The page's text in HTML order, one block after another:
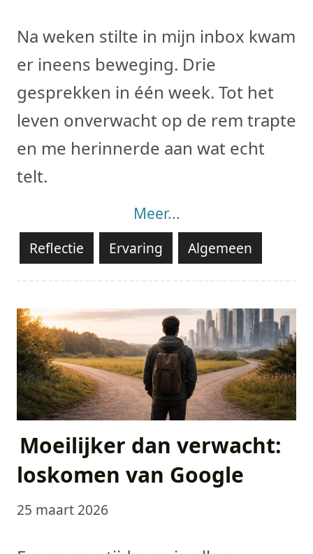
Na weken stilte in mijn inbox kwam
er ineens beweging. Drie
gesprekken in één week. Tot het
leven onverwacht op de rem trapte
en me herinnerde aan wat echt
telt.
Meer...
Reflectie Ervaring Algemeen
Moeilijker dan verwacht:
loskomen van Google
25 maart 2026